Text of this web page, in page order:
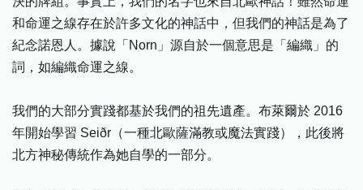
和命運之線存在於許多文化的神話中，但我們的神話是為了
紀念諾恩人。據說「Norn」源自於一個意思是「編織」的
詞，如編織命運之線。
我們的大部分實踐都基於我們的祖先遺產。布萊爾於 2016
年開始學習 Seiðr（一種北歐薩滿教或魔法實踐），此後將
北方神秘傳統作為她自學的一部分。